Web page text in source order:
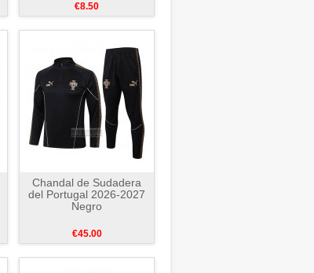
€8.50
Chandal de Sudadera
del Portugal 2026-2027
Negro
€45.00